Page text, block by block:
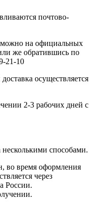
почтово-
можно на официальных
же обратившись по
21-10
осуществляется
2-3 рабочих дней с
несколькими способами.
во время оформления
через
России.